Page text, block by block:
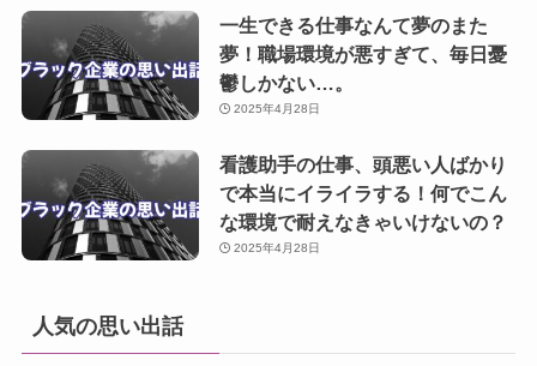
一生できる仕事なんて夢のまた
夢！職場環境が悪すぎて、毎日憂
鬱しかない…。
2025年4月28日
看護助手の仕事、頭悪い人ばかり
で本当にイライラする！何でこん
な環境で耐えなきゃいけないの？
2025年4月28日
人気の思い出話